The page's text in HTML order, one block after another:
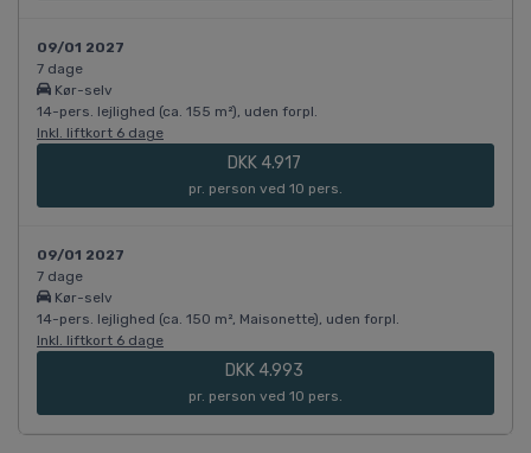
09/01 2027
7 dage
Kør-selv
14-pers. lejlighed (ca. 155 m²), uden forpl.
Inkl. liftkort 6 dage
DKK 4.917
pr. person ved 10 pers.
09/01 2027
7 dage
Kør-selv
14-pers. lejlighed (ca. 150 m², Maisonette), uden forpl.
Inkl. liftkort 6 dage
DKK 4.993
pr. person ved 10 pers.